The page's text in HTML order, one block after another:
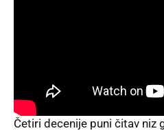
Četiri decenije puni čitav niz